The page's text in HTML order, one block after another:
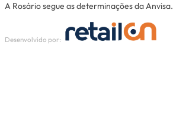
A Rosário segue as determinações da Anvisa.
Desenvolvido por: